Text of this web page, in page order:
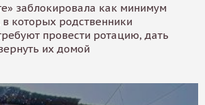
заблокировала как минимум
в которых родственники
провести ротацию, дать
их домой